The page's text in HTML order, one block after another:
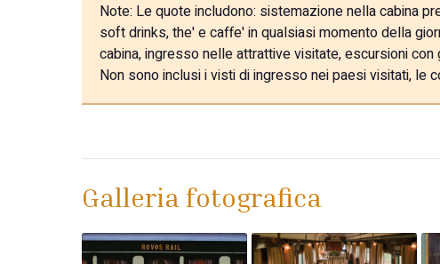
Note: Le quote includono: sistemazione nella cabina
soft drinks, the' e caffe' in qualsiasi momento della
cabina, ingresso nelle attrattive visitate, escursioni
Non sono inclusi i visti di ingresso nei paesi visitati, le
Galleria fotografica